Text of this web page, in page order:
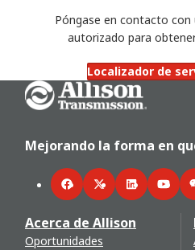
Póngase en contacto con
autorizado para
Localizador de
Go Home
Mejorando la forma en
FacebookTwitterLinkedIn
Acerca de Allison
Oportunidades